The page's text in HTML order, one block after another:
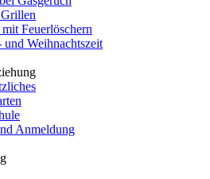
Grillen
Feuerlöschern
und Weihnachtszeit
Anmeldung